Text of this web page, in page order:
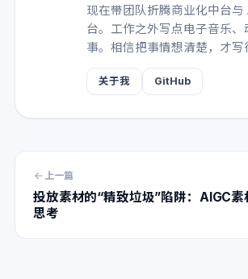
现在带团队折腾商业化中台与
台。工作之外写点电子音乐、
事。相信把事情想清楚，才写
关于我 GitHub
上一篇
投放素材的“精致垃圾”陷阱：AIGC
思考